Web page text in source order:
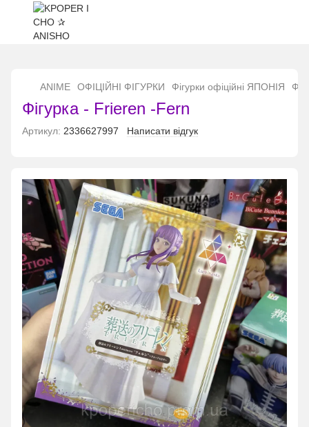
ANIME ОФІЦІЙНІ ФІГУРКИ Фігурки офіційні ЯПОНІЯ
Фігурка - Frieren -Fern
Артикул: 2336627997 Написати відгук